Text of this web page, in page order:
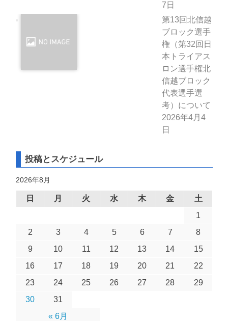
7日
第13回北信越
ブロック選手
権（第32回日
本トライアス
ロン選手権北
信越ブロック
代表選手選
考）について
2026年4月4
日
投稿とスケジュール
2026年8月
日 月 火 水 木 金 土
« 6月
1
2
3 4 5 6 7
8
9
10 11 12 13 14
15
16
17 18 19 20 21
22
23
24 25 26 27 28
29
30
31